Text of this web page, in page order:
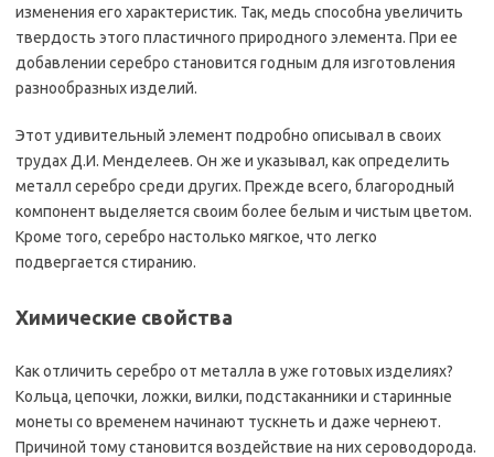
изменения его характеристик. Так, медь способна увеличить
твердость этого пластичного природного элемента. При ее
добавлении серебро становится годным для изготовления
разнообразных изделий.
Этот удивительный элемент подробно описывал в своих
трудах Д.И. Менделеев. Он же и указывал, как определить
металл серебро среди других. Прежде всего, благородный
компонент выделяется своим более белым и чистым цветом.
Кроме того, серебро настолько мягкое, что легко
подвергается стиранию.
Химические свойства
Как отличить серебро от металла в уже готовых изделиях?
Кольца, цепочки, ложки, вилки, подстаканники и старинные
монеты со временем начинают тускнеть и даже чернеют.
Причиной тому становится воздействие на них сероводорода.